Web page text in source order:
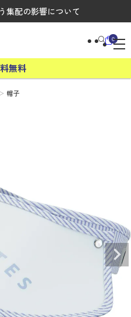
集配の影響について
0
無料
帽子